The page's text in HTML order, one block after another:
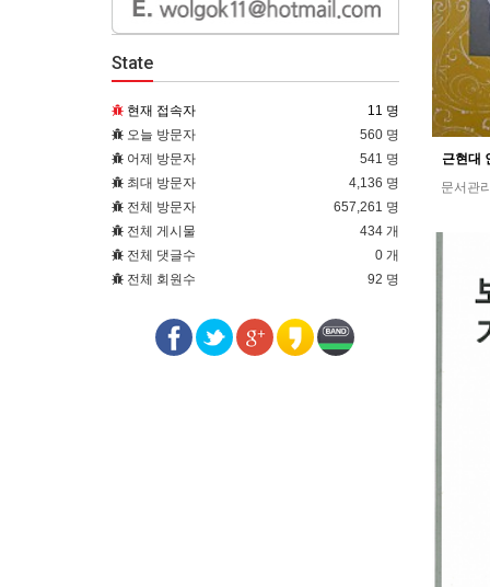
근현대
문서관
State
현재 접속자
11 명
오늘 방문자
560 명
어제 방문자
541 명
최대 방문자
4,136 명
전체 방문자
657,261 명
전체 게시물
434 개
전체 댓글수
0 개
전체 회원수
92 명